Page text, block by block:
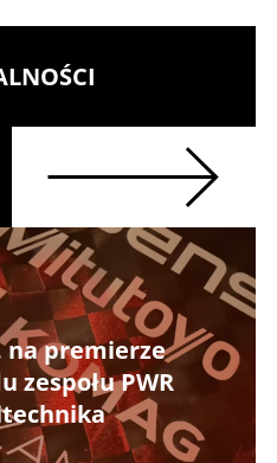
na premierze
zespołu PWR
Next